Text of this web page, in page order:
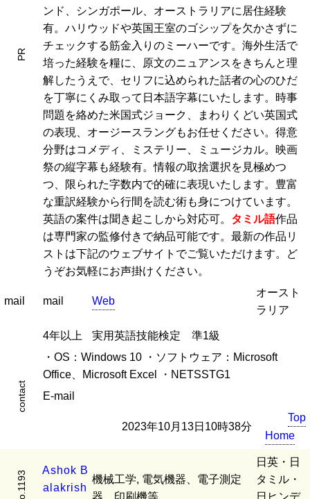
PR
ンド、シンガポール、オーストラリアに居住経験
有。ハリウッドや英国王室のゴシップを欠かさずに
チェックする筋金入りのミーハーです。海外生活で
培った経験を糧に、原文のニュアンスをきちんと理
解したうえで、セリフに込められた話者の心のひだ
を丁寧にくみ取って日本語字幕にいたします。時事
問題を絡めた米国式ジョーク、まわりくどい英国式
の表現、オージースラングもお任せください。得意
分野はコメディ、ミステリー、ミュージカル。映画
祭の縦字幕も経験有。情報の取捨選択を見極めつ
つ、限られた字数内で的確に表現いたします。豊富
な重訳経験から行間を読む術も身につけています。
英語の案件は聞き起こしから対応可。 タミル語作品
は専門家の監修付きで納品可能です。最新の作品リ
ストは下記のウェブサイトでご覧いただけます。ど
うぞお気軽にお声掛けください。
mail mail Web
オースト
ラリア
4年以上
実用英語技能検定 準1級
・OS：Windows 10 ・ソフトウェア：Microsoft
Office、Microsoft Excel ・NETSSTG1
contact E-mail
2023年10月13日10時38分
Top
Home
No.1193 Ashok B
a a krish
機械工学, 電気機器、電子測定
器、印刷機等
日英・日
タミル・
日ヒンデ